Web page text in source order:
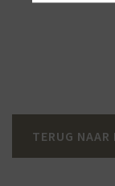
TERUG NAAR